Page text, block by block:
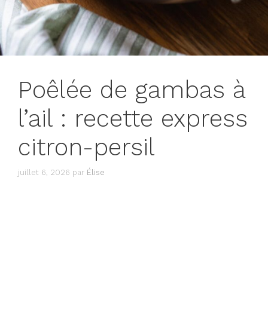
Poêlée de gambas à
l’ail : recette express
citron-persil
juillet 6, 2026 par Élise